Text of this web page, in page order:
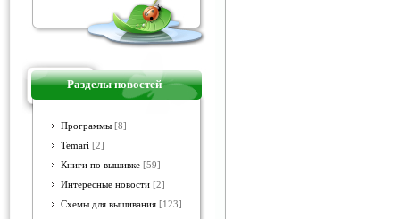
Разделы новостей
Программы [8]
Temari [2]
Книги по вышивке [59]
Интересные новости [2]
Схемы для вышивания [123]